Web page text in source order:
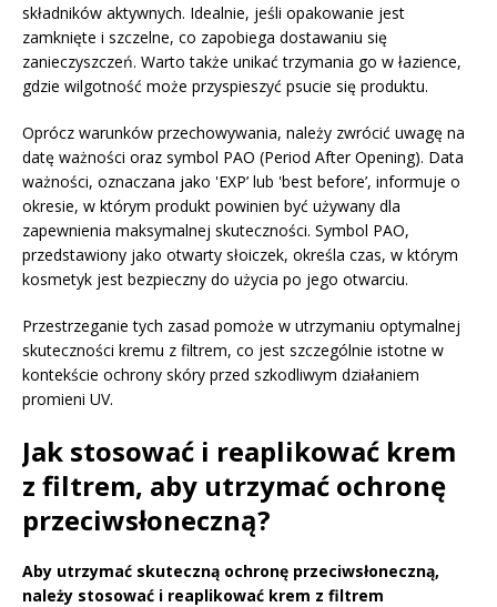
składników aktywnych. Idealnie, jeśli opakowanie jest
zamknięte i szczelne, co zapobiega dostawaniu się
zanieczyszczeń. Warto także unikać trzymania go w łazience,
gdzie wilgotność może przyspieszyć psucie się produktu.
Oprócz warunków przechowywania, należy zwrócić uwagę na
datę ważności oraz symbol PAO (Period After Opening). Data
ważności, oznaczana jako 'EXP’ lub 'best before’, informuje o
okresie, w którym produkt powinien być używany dla
zapewnienia maksymalnej skuteczności. Symbol PAO,
przedstawiony jako otwarty słoiczek, określa czas, w którym
kosmetyk jest bezpieczny do użycia po jego otwarciu.
Przestrzeganie tych zasad pomoże w utrzymaniu optymalnej
skuteczności kremu z filtrem, co jest szczególnie istotne w
kontekście ochrony skóry przed szkodliwym działaniem
promieni UV.
Jak stosować i reaplikować krem
z filtrem, aby utrzymać ochronę
przeciwsłoneczną?
Aby utrzymać skuteczną ochronę przeciwsłoneczną,
należy stosować i reaplikować krem z filtrem